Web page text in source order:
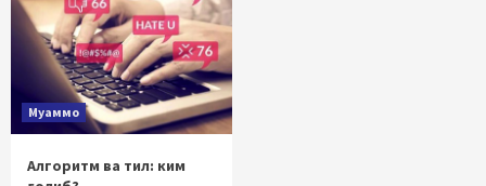
Муаммо
Алгоритм ва тил: ким